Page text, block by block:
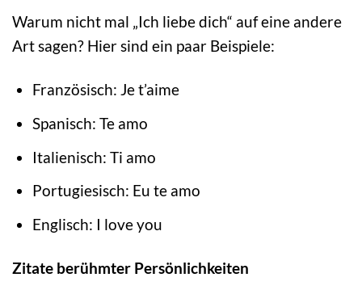
Warum nicht mal „Ich liebe dich“ auf eine andere
Art sagen? Hier sind ein paar Beispiele:
Französisch: Je t’aime
Spanisch: Te amo
Italienisch: Ti amo
Portugiesisch: Eu te amo
Englisch: I love you
Zitate berühmter Persönlichkeiten